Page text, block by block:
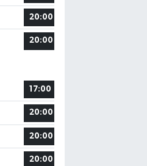
20:00
20:00
17:00
20:00
20:00
20:00